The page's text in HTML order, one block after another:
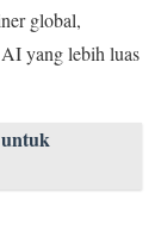
global,
yang lebih luas